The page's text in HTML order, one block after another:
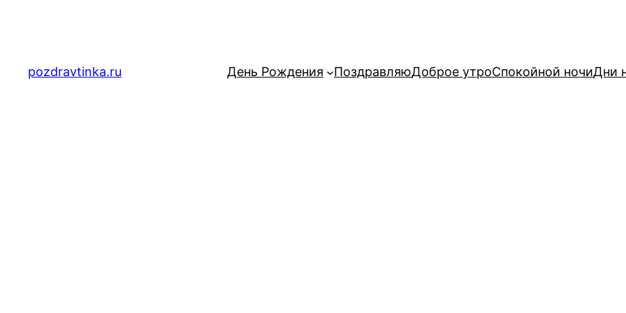
pozdravtinka.ru
День Рождения ПоздравляюДоброе утроСпокойной ночиДни